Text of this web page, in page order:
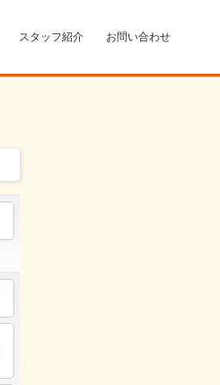
スタッフ紹介 お問い合わせ